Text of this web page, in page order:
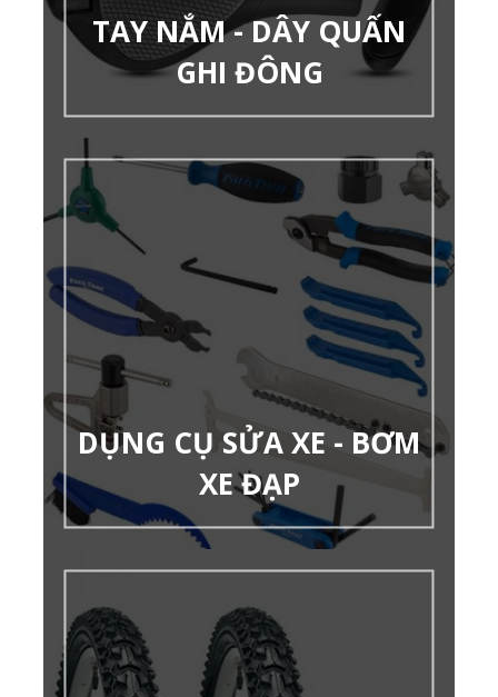
TAY NẮM - DÂY QUẤN
GHI ĐÔNG
DỤNG CỤ SỬA XE - BƠM
XE ĐẠP